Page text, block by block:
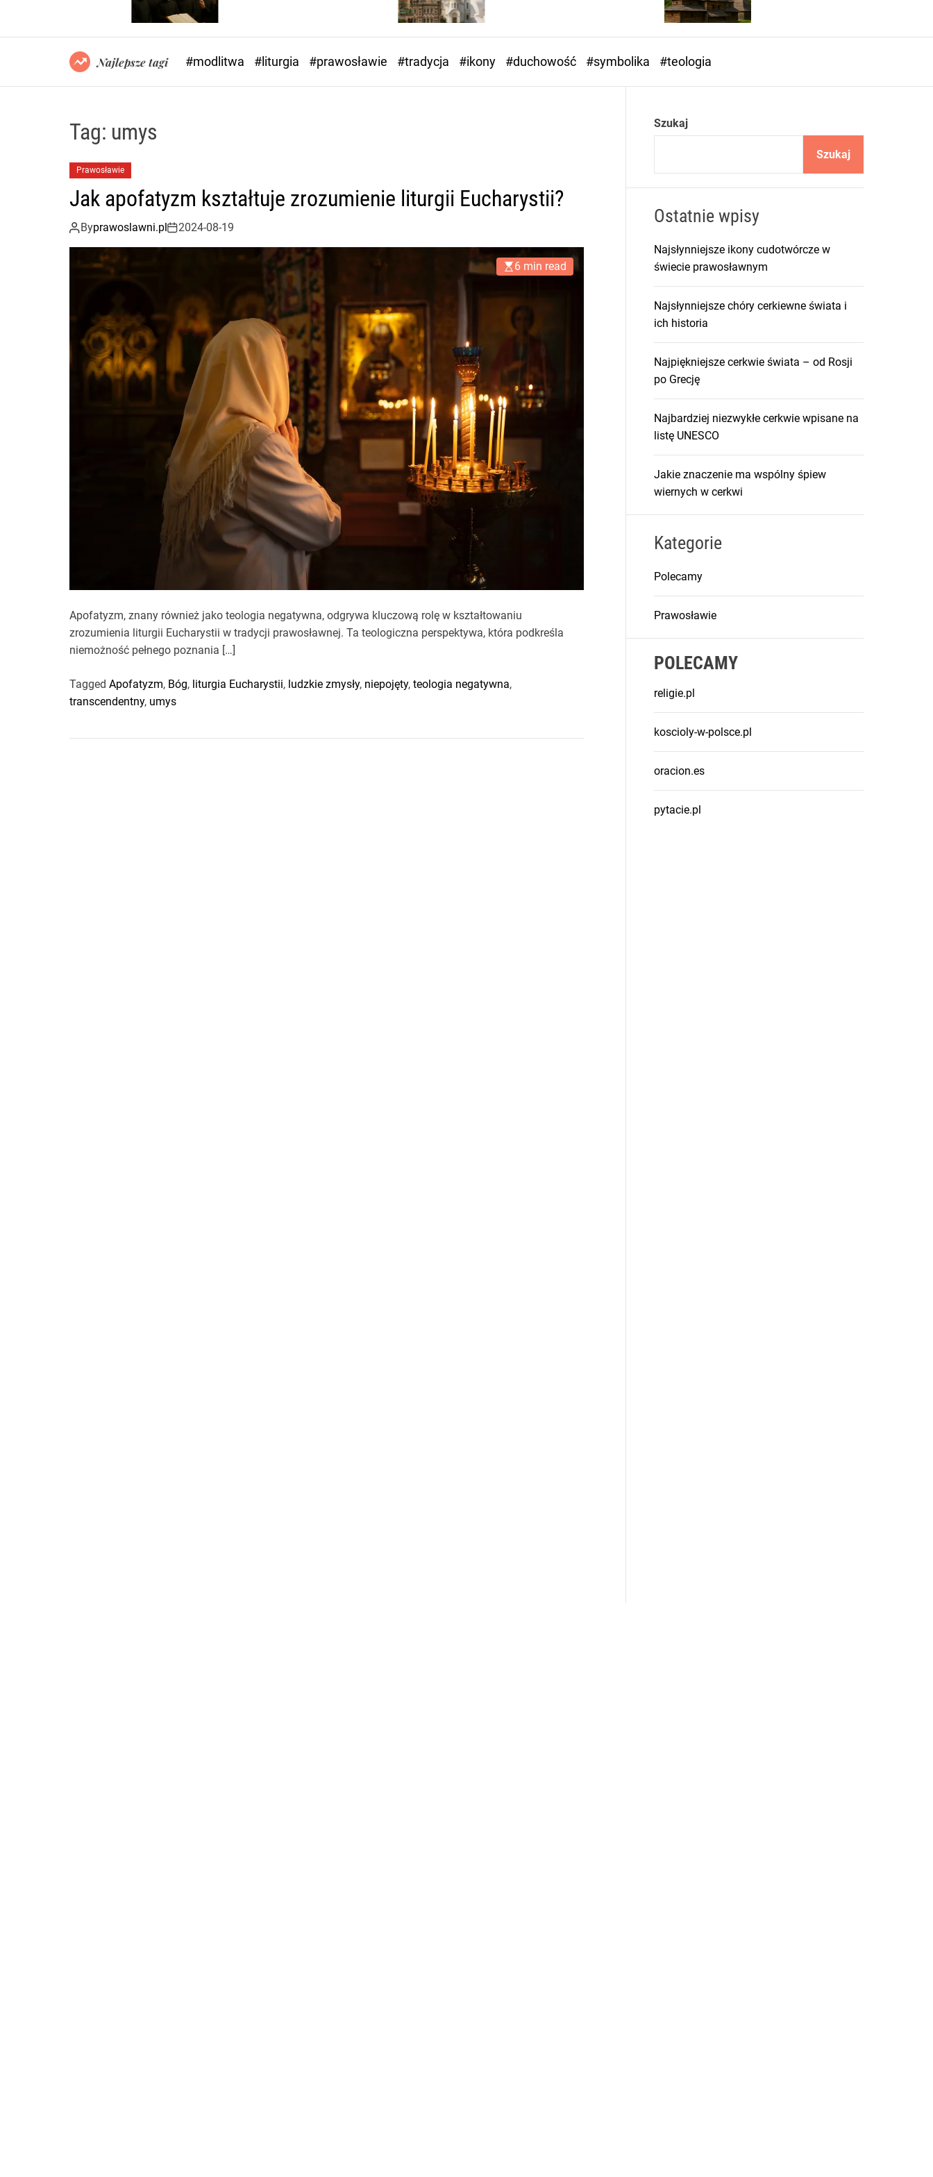
m
Najlepsze tagi #modlitwa #liturgia #prawosławie #tradycja #ikony #duchowość #symbolika #teologia
Tag: umys
Prawosławie
Jak apofatyzm kształtuje zrozumienie liturgii Eucharystii?
Byprawoslawni.pl 2024-08-19
6 min read
Apofatyzm, znany również jako teologia negatywna, odgrywa kluczową rolę w kształtowaniu
zrozumienia liturgii Eucharystii w tradycji prawosławnej. Ta teologiczna perspektywa, która podkreśla
niemożność pełnego poznania […]
Tagged Apofatyzm, Bóg, liturgia Eucharystii, ludzkie zmysły, niepojęty, teologia negatywna,
transcendentny, umys
Szukaj
Szukaj
Ostatnie wpisy
Najsłynniejsze ikony cudotwórcze w
świecie prawosławnym
Najsłynniejsze chóry cerkiewne świata i
ich historia
Najpiękniejsze cerkwie świata – od Rosji
po Grecję
Najbardziej niezwykłe cerkwie wpisane na
listę UNESCO
Jakie znaczenie ma wspólny śpiew
wiernych w cerkwi
Kategorie
Polecamy
Prawosławie
POLECAMY
religie.pl
koscioly-w-polsce.pl
oracion.es
pytacie.pl